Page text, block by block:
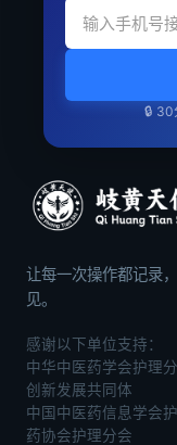
🔒
让每一次操作都记录
见。
感谢以下单位支持：
中华中医药学会护理
创新发展共同体
中国中医药信息学会
药协会护理分会